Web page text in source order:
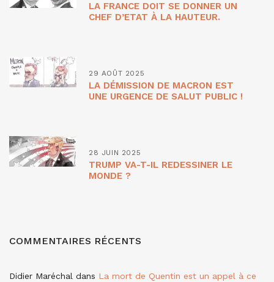
LA FRANCE DOIT SE DONNER UN
CHEF D’ETAT À LA HAUTEUR.
29 AOÛT 2025
LA DÉMISSION DE MACRON EST
UNE URGENCE DE SALUT PUBLIC !
28 JUIN 2025
TRUMP VA-T-IL REDESSINER LE
MONDE ?
COMMENTAIRES RÉCENTS
Didier Maréchal dans La mort de Quentin est un appel à ce